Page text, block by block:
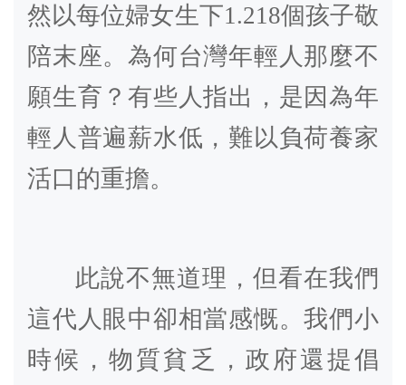
然以每位婦女生下1.218個孩子敬
陪末座。為何台灣年輕人那麼不
願生育？有些人指出，是因為年
輕人普遍薪水低，難以負荷養家
活口的重擔。
此說不無道理，但看在我們
這代人眼中卻相當感慨。我們小
時候，物質貧乏，政府還提倡